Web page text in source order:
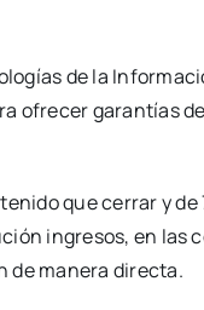
de la
ofre­cer garan­tías
que cerrar y de
ingre­sos, en las
de mane­ra direc­ta.